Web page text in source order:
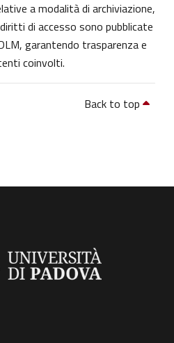
a modalità di archiviazione,
di accesso sono pubblicate
garantendo trasparenza e
coinvolti.
Back to top